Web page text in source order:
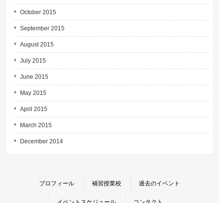
October 2015
September 2015
August 2015
July 2015
June 2015
May 2015
April 2015
March 2015
December 2014
プロフィール 補習授業校 過去のイベント